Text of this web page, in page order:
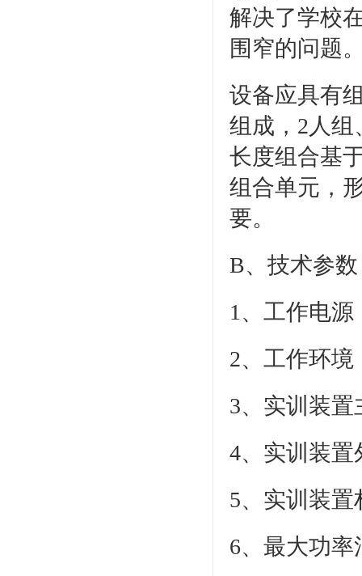
解决了学校
围窄的问题
设备应具有
组成，2人
长度组合基
组合单元，
要。
B、技术参数
1、工作电源
2、工作环
3、实训装置
4、实训装
5、实训装置
6、最大功